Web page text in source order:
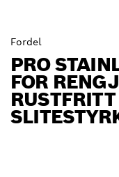
Fordel
PRO
FOR